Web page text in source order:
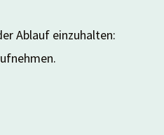
Ablauf einzuhalten: